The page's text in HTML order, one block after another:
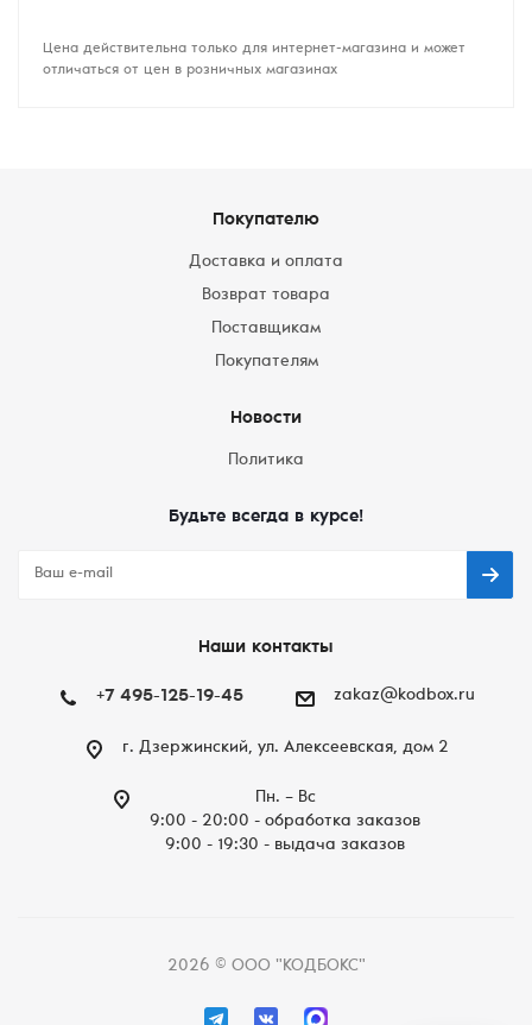
Цена действительна только для интернет-магазина и может
отличаться от цен в розничных магазинах
Покупателю
Доставка и оплата
Возврат товара
Поставщикам
Покупателям
Новости
Политика
Будьте всегда в курсе!
Наши контакты
+7 495-125-19-45 zakaz@kodbox.ru
г. Дзержинский, ул. Алексеевская, дом 2
Пн. – Вc
9:00 - 20:00 - обработка заказов
9:00 - 19:30 - выдача заказов
2026 © ООО "КОДБОКС"